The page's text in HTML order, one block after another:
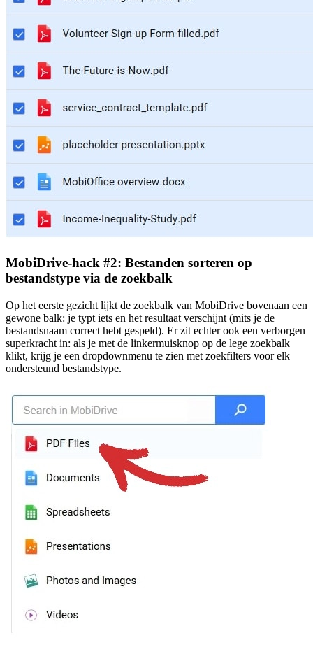
MobiDrive-hack #2: Bestanden sorteren op
bestandstype via de zoekbalk
Op het eerste gezicht lijkt de zoekbalk van MobiDrive bovenaan een
gewone balk: je typt iets en het resultaat verschijnt (mits je de
bestandsnaam correct hebt gespeld). Er zit echter ook een verborgen
superkracht in: als je met de linkermuisknop op de lege zoekbalk
klikt, krijg je een dropdownmenu te zien met zoekfilters voor elk
ondersteund bestandstype.